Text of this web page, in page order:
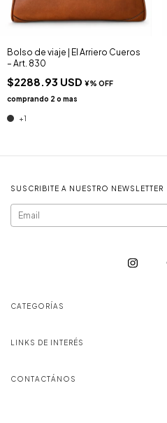
Bolso de viaje | El Arriero Cueros
– Art. 830
$2288.93 USD
+1
SUSCRIBITE A NUESTRO NEWSLETTER
CATEGORÍAS
LINKS DE INTERÉS
CONTACTÁNOS